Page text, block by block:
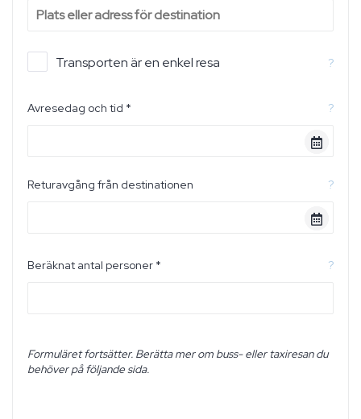
Transporten är en enkel resa ?
Avresedag och tid * ?
Returavgång från destinationen ?
Beräknat antal personer * ?
Formuläret fortsätter. Berätta mer om buss- eller taxiresan du
behöver på följande sida.